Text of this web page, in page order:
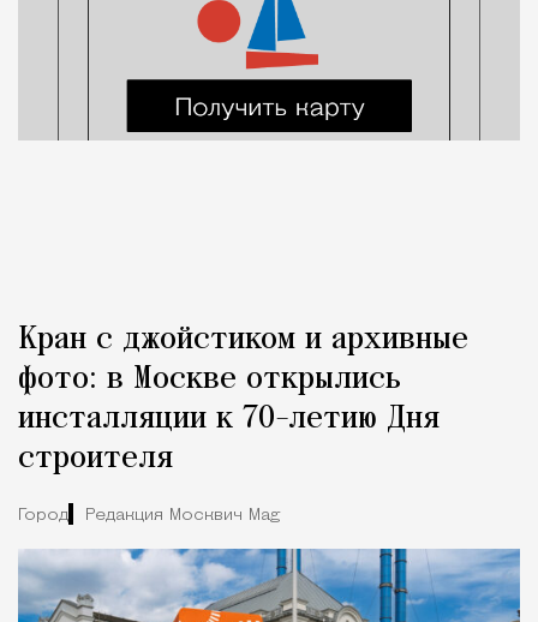
Кран с джойстиком и архивные
фото: в Москве открылись
инсталляции к 70-летию Дня
строителя
Город Редакция Москвич Mag